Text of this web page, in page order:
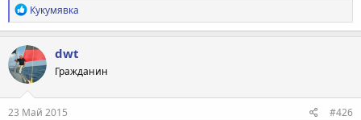
Р
е
а
к
ц
и
и
:
Кукумявка
dwt
Гражданин
23 Май 2015 #426